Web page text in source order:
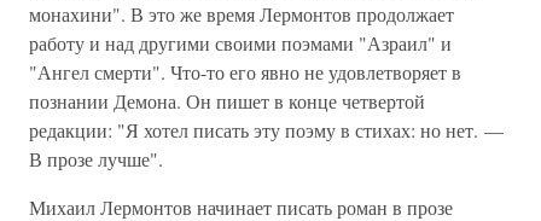
монахини". В это же время Лермонтов продолжает
работу и над другими своими поэмами "Азраил" и
"Ангел смерти". Что-то его явно не удовлетворяет в
познании Демона. Он пишет в конце четвертой
редакции: "Я хотел писать эту поэму в стихах: но нет. —
В прозе лучше".
Михаил Лермонтов начинает писать роман в прозе